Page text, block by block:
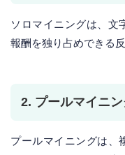
ソロマイニングは、文
報酬を独り占めできる
2. プールマイニ
プールマイニングは、